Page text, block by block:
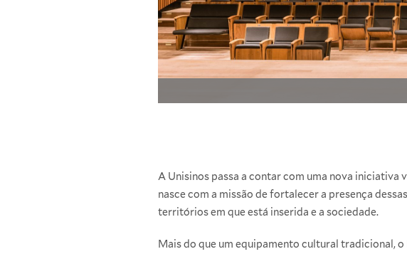
A Unisinos passa a contar com uma nova
nasce com a missão de fortalecer a presença
territórios em que está inserida e a sociedade.
Mais do que um equipamento cultural tradicional,